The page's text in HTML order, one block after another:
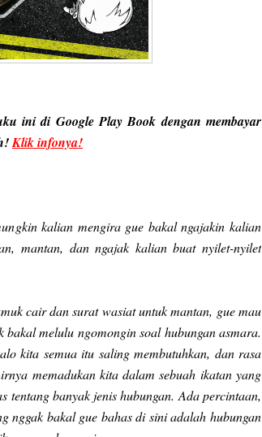
ini di Google Play Book dengan membayar
Klik infonya!
kalian mengira gue bakal ngajakin kalian
mantan, dan ngajak kalian buat nyilet-nyilet
cair dan surat wasiat untuk mantan, gue mau
melulu ngomongin soal hubungan asmara.
kita semua itu saling membutuhkan, dan rasa
memadukan kita dalam sebuah ikatan yang
tentang banyak jenis hubungan. Ada percintaan,
nggak bakal gue bahas di sini adalah hubungan